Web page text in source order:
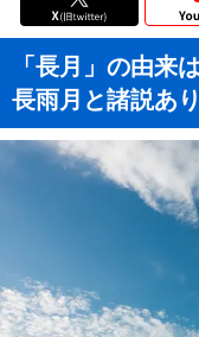
「長月」の由来
長雨月と諸説あり